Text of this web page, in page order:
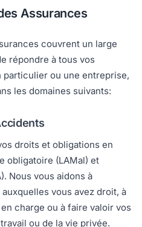
Assurances
couvrent un large
répondre à tous vos
particulier ou une entreprise,
les domaines suivants:
droits et obligations en
obligatoire (LAMal) et
Nous vous aidons à
vous avez droit, à
charge ou à faire valoir vos
ou de la vie privée.